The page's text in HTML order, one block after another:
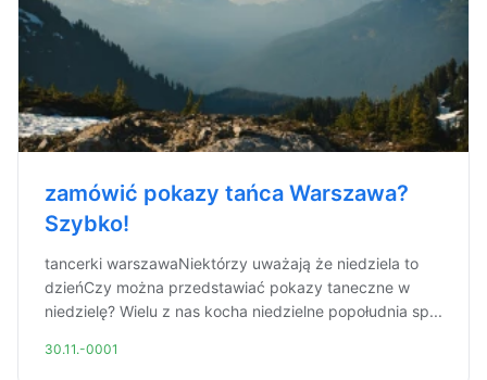
zamówić pokazy tańca Warszawa?
Szybko!
tancerki warszawaNiektórzy uważają że niedziela to
dzieńCzy można przedstawiać pokazy taneczne w
niedzielę? Wielu z nas kocha niedzielne popołudnia sp...
30.11.-0001